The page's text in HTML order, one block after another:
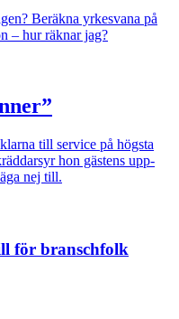
Beräkna yrkesvana på
– hur räknar jag?
till service på högsta
hon gästens upp­
nej till.
för branschfolk